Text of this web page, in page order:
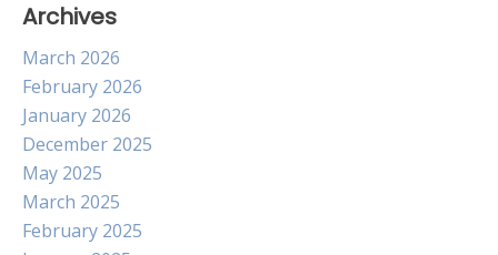
Archives
March 2026
February 2026
January 2026
December 2025
May 2025
March 2025
February 2025